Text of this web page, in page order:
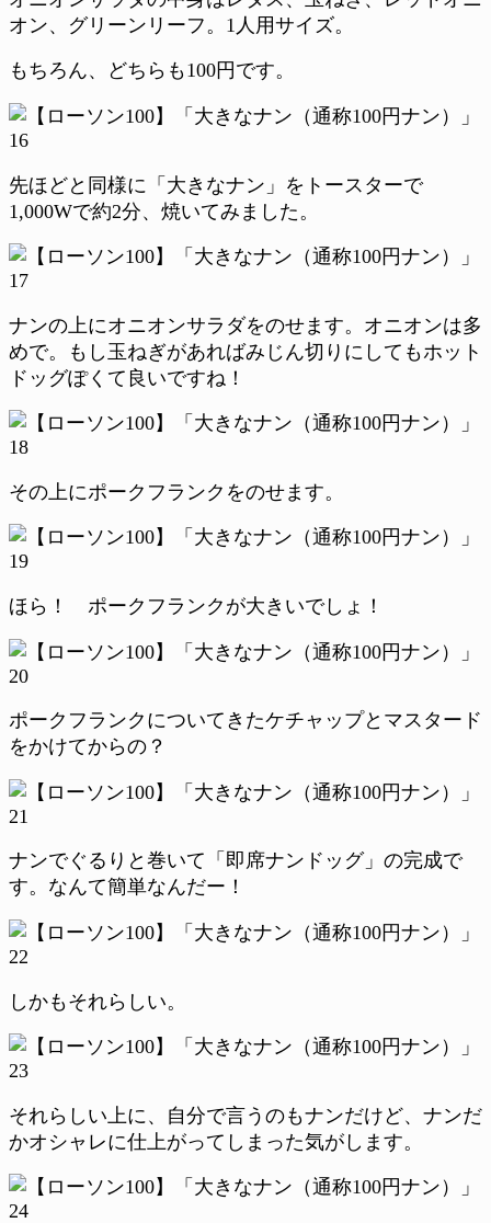
オン、グリーンリーフ。1人用サイズ。
もちろん、どちらも100円です。
先ほどと同様に「大きなナン」をトースターで
1,000Wで約2分、焼いてみました。
ナンの上にオニオンサラダをのせます。オニオンは多
めで。もし玉ねぎがあればみじん切りにしてもホット
ドッグぽくて良いですね！
その上にポークフランクをのせます。
ほら！ ポークフランクが大きいでしょ！
ポークフランクについてきたケチャップとマスタード
をかけてからの？
ナンでぐるりと巻いて「即席ナンドッグ」の完成で
す。なんて簡単なんだー！
しかもそれらしい。
それらしい上に、自分で言うのもナンだけど、ナンだ
かオシャレに仕上がってしまった気がします。